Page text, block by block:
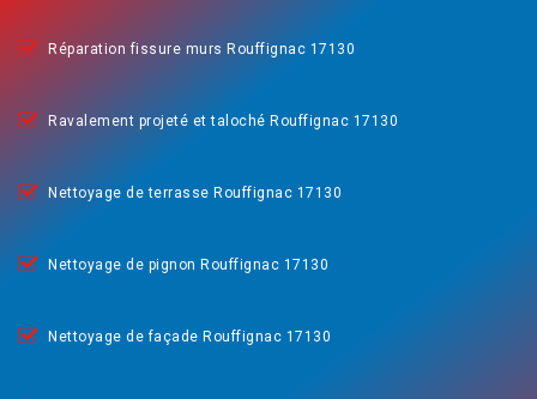
Réparation fissure murs Rouffignac 17130
Ravalement projeté et taloché Rouffignac 17130
Nettoyage de terrasse Rouffignac 17130
Nettoyage de pignon Rouffignac 17130
Nettoyage de façade Rouffignac 17130